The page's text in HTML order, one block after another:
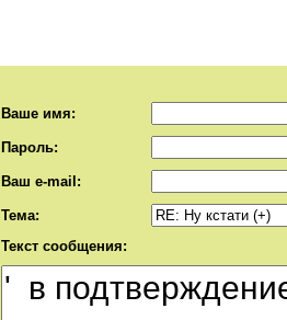
Ваше имя:
Пароль:
Ваш e-mail:
Тема:
Текст сообщения: